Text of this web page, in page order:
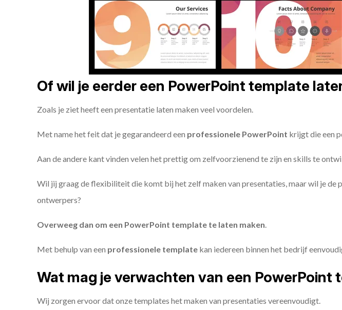
Of wil je eerder een PowerPoint template
Zoals je ziet heeft een presentatie laten maken veel voordelen.
Met name het feit dat je gegarandeerd een professionele PowerPoint krijgt die een
Aan de andere kant vinden velen het prettig om zelfvoorzienend te zijn en skills te
Wil jij graag de flexibiliteit die komt bij het zelf maken van presentaties, maar wil je
ontwerpers?
Overweeg dan om een PowerPoint template te laten maken.
Met behulp van een professionele template kan iedereen binnen het bedrijf
Wat mag je verwachten van een PowerPoint
Wij zorgen ervoor dat onze templates het maken van presentaties vereenvoudigt.